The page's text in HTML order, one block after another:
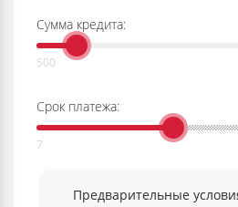
Сумма кредита:
Срок платежа:
Предварительные